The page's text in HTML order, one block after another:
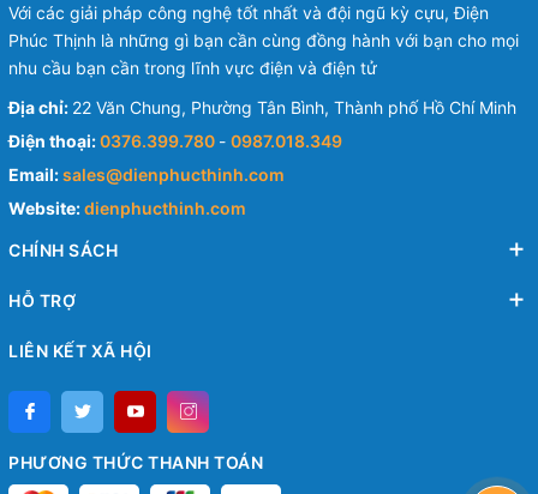
Với các giải pháp công nghệ tốt nhất và đội ngũ kỳ cựu, Điện
Phúc Thịnh là những gì bạn cần cùng đồng hành với bạn cho mọi
nhu cầu bạn cần trong lĩnh vực điện và điện tử
Địa chỉ: 22 Văn Chung, Phường Tân Bình, Thành phố Hồ Chí Minh
Điện thoại:0376.399.780 - 0987.018.349
Email:sales@dienphucthinh.com
Website:dienphucthinh.com
CHÍNH SÁCH
HỖ TRỢ
LIÊN KẾT XÃ HỘI
PHƯƠNG THỨC THANH TOÁN